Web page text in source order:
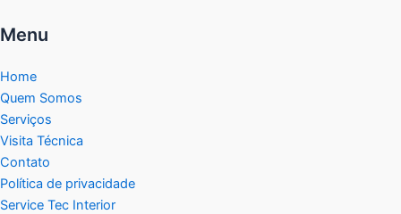
Menu
Home
Quem Somos
Serviços
Visita Técnica
Contato
Política de privacidade
Service Tec Interior